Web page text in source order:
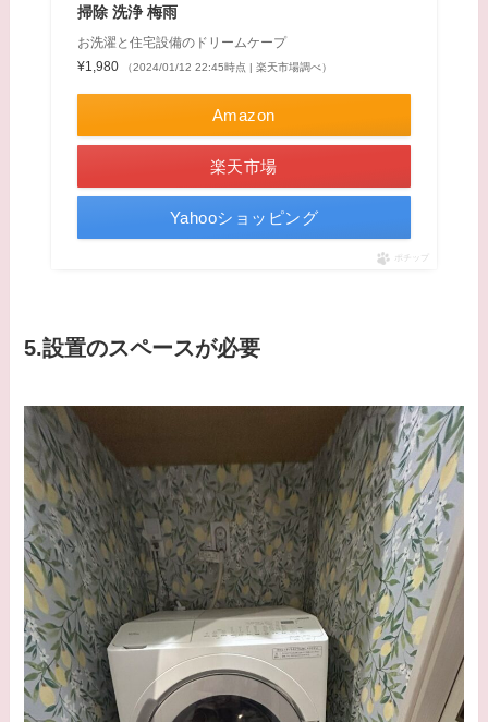
掃除 洗浄 梅雨
お洗濯と住宅設備のドリームケープ
¥1,980
（2024/01/12 22:45時点 | 楽天市場調べ）
Amazon
楽天市場
Yahooショッピング
ポチップ
5.設置のスペースが必要